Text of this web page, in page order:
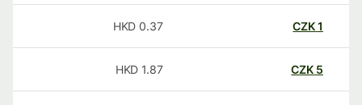
CZK
0.37
HKD
CZK
1.87
HKD